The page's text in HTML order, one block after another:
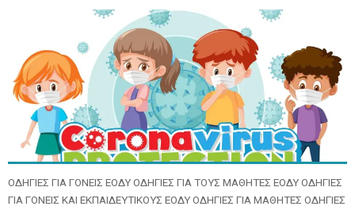
ΟΔΗΓΙΕΣ ΓΙΑ ΓΟΝΕΙΣ ΕΟΔΥ ΟΔΗΓΙΕΣ ΓΙΑ ΤΟΥΣ ΜΑΘΗΤΕΣ ΕΟΔΥ ΟΔΗΓΙΕΣ
ΓΙΑ ΓΟΝΕΙΣ ΚΑΙ ΕΚΠΑΙΔΕΥΤΙΚΟΥΣ ΕΟΔΥ ΟΔΗΓΙΕΣ ΓΙΑ ΜΑΘΗΤΕΣ ΟΔΗΓΙΕΣ